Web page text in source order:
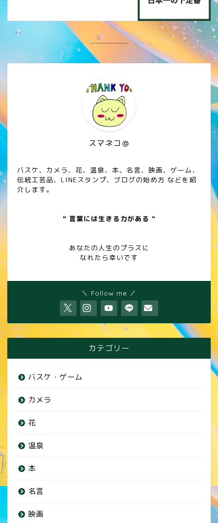
スマネコ＠
バスケ、カメラ、花、温泉、本、名言、映画、ゲーム、
伝統工芸品、LINEスタンプ、ブログの始め方 などを紹
介します。
" 言葉には生きる力がある "
あなたの人生のプラスに
なれたら幸いです
＼ Follow me ／
カテゴリー
バスケ・ゲーム
カメラ
花
温泉
本
名言
映画